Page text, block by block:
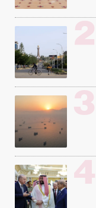
2
3
4